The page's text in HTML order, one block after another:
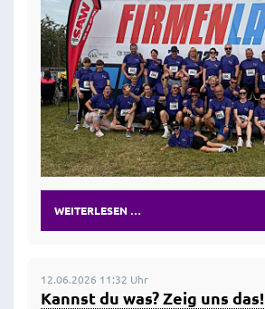
WEITERLESEN …
12.06.2026 11:32 Uhr
Kannst du was? Zeig uns das!